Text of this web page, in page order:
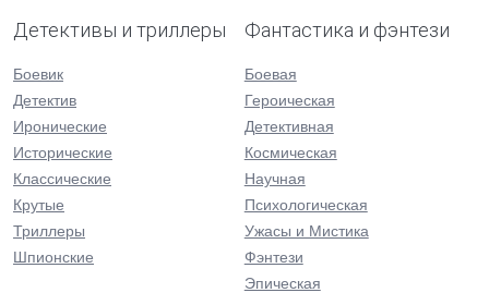
Детективы и триллеры
Боевик
Детектив
Иронические
Исторические
Классические
Крутые
Триллеры
Шпионские
Фантастика и фэнтези
Боевая
Героическая
Детективная
Космическая
Научная
Психологическая
Ужасы и Мистика
Фэнтези
Эпическая